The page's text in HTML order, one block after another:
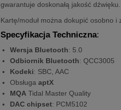
gwarantuje doskonałą jakość dźwięku.
Kartę/moduł można dokupić osobno
Specyfikacja Techniczna:
Wersja Bluetooth: 5.0
Odbiornik Bluetooth: QCC3005
Kodeki: SBC, AAC
ObsługaaptX
MQA Tidal Master Quality
DAC chipset: PCM5102